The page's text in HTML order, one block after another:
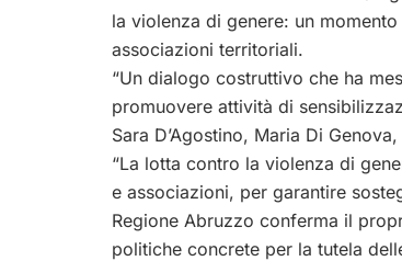
la violenza di genere: un
associazioni territoriali.
“Un dialogo costruttivo che ha
promuovere attività di
Sara D’Agostino, Maria Di
“La lotta contro la violenza di
e associazioni, per garantire
Regione Abruzzo conferma il
politiche concrete per la tutela